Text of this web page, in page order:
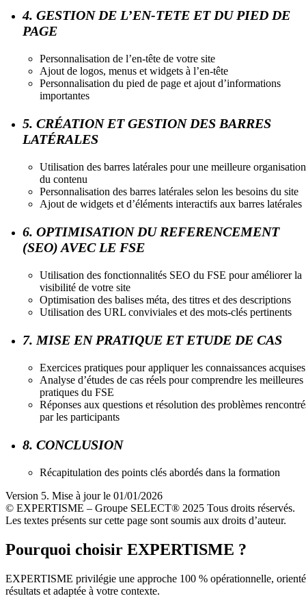
4. GESTION DE L’EN-TETE ET DU PIED DE
PAGE
Personnalisation de l’en-tête de votre site
Ajout de logos, menus et widgets à l’en-tête
Personnalisation du pied de page et ajout d’informations
importantes
5. CRÉATION ET GESTION DES BARRES
LATÉRALES
Utilisation des barres latérales pour une meilleure organisation
du contenu
Personnalisation des barres latérales selon les besoins du site
Ajout de widgets et d’éléments interactifs aux barres latérales
6. OPTIMISATION DU REFERENCEMENT
(SEO) AVEC LE FSE
Utilisation des fonctionnalités SEO du FSE pour améliorer la
visibilité de votre site
Optimisation des balises méta, des titres et des descriptions
Utilisation des URL conviviales et des mots-clés pertinents
7. MISE EN PRATIQUE ET ETUDE DE CAS
Exercices pratiques pour appliquer les connaissances acquises
Analyse d’études de cas réels pour comprendre les meilleures
pratiques du FSE
Réponses aux questions et résolution des problèmes
par les participants
8. CONCLUSION
Récapitulation des points clés abordés dans la formation
Version 5. Mise à jour le 01/01/2026
© EXPERTISME – Groupe SELECT® 2025 Tous droits réservés.
Les textes présents sur cette page sont soumis aux droits d’auteur.
Pourquoi choisir EXPERTISME ?
EXPERTISME privilégie une approche 100 % opérationnelle,
résultats et adaptée à votre contexte.